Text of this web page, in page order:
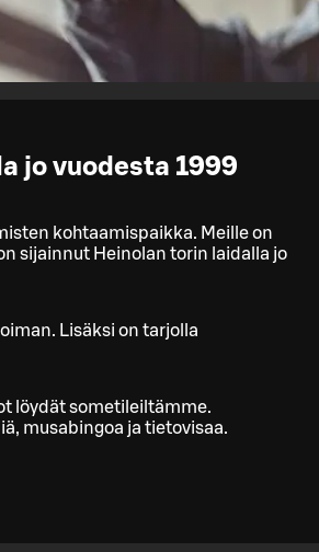
jo vuodesta 1999
kohtaamispaikka. Meille on
sijainnut Heinolan torin laidalla jo
Lisäksi on tarjolla
löydät sometileiltämme.
musabingoa ja tietovisaa.